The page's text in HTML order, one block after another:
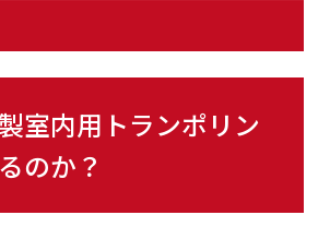
室内用トランポリン
のか？